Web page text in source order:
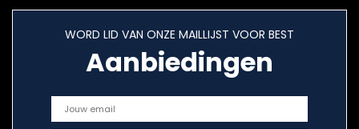
WORD LID VAN ONZE MAILLIJST VOOR BEST
Aanbiedingen